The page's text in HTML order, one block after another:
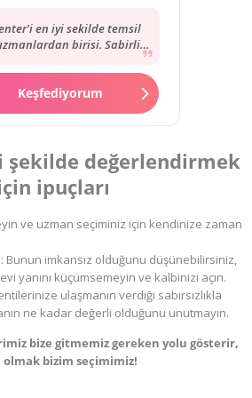
en iyi sekilde temsil
birisi. Sabirli
yillardir...
Keşfediyorum
şekilde değerlendirmek
ipuçları
ve uzman seçiminiz için kendinize zaman
Bunun imkansız olduğunu düşünebilirsiniz,
yanını küçümsemeyin ve kalbinizi açın.
ulaşmanın verdiği sabırsızlıkla
ne kadar değerli olduğunu unutmayın.
bize gitmemiz gereken yolu gösterir,
olmak bizim seçimimiz!